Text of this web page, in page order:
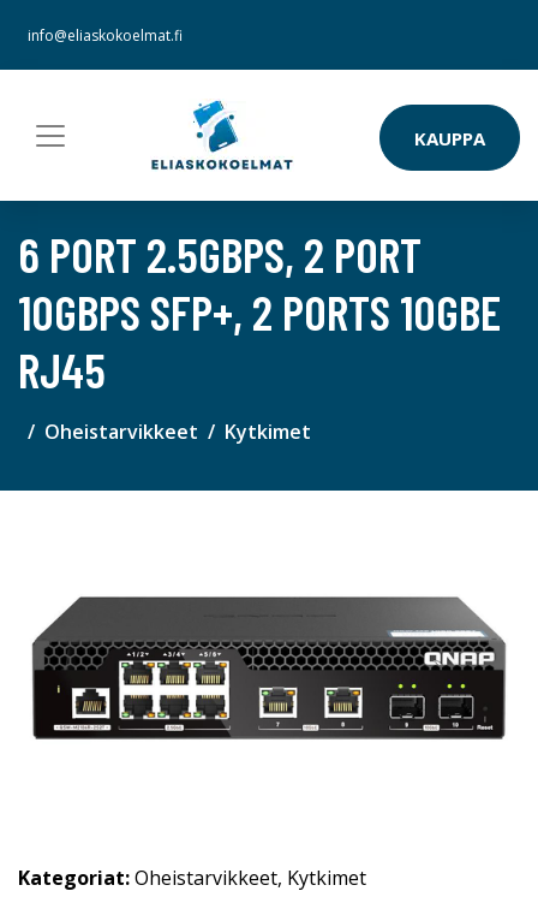
info@eliaskokoelmat.fi
KAUPPA
6 PORT 2.5GBPS, 2 PORT
10GBPS SFP+, 2 PORTS 10GBE
RJ45
Oheistarvikkeet Kytkimet
Kategoriat:Oheistarvikkeet, Kytkimet